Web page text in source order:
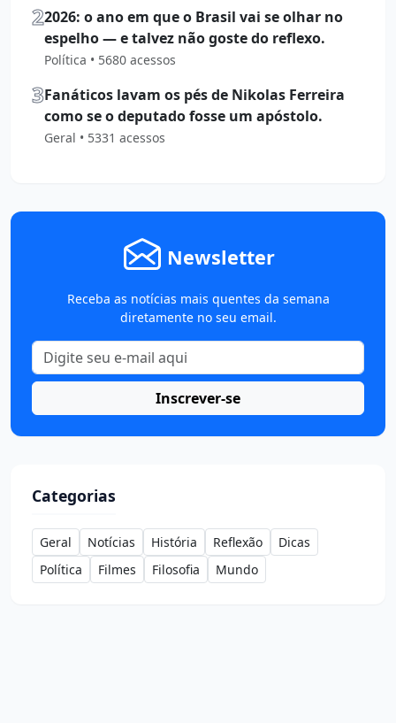
22026: o ano em que o Brasil vai se olhar no
espelho — e talvez não goste do reflexo.
Política • 5680 acessos
3Fanáticos lavam os pés de Nikolas Ferreira
como se o deputado fosse um apóstolo.
Geral • 5331 acessos
Newsletter
Receba as notícias mais quentes da semana
diretamente no seu email.
Inscrever-se
Categorias
Geral Notícias História Reflexão
Dicas
Política
Filmes Filosofia Mundo